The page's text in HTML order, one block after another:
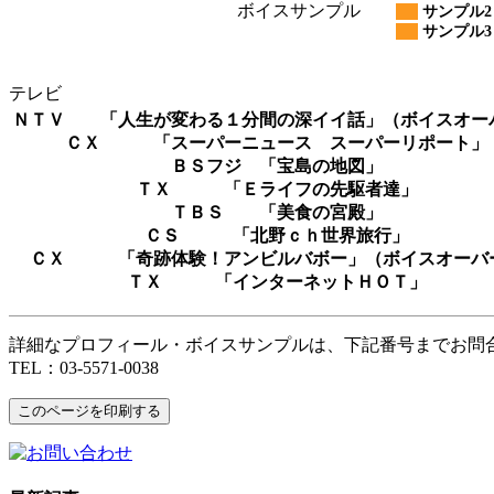
ボイスサンプル
サンプル2
サンプル3
テレビ
ＮＴＶ 「人生が変わる１分間の深イイ話」（ボイスオー
ＣＸ 「スーパーニュース スーパーリポート」
ＢＳフジ 「宝島の地図」
ＴＸ 「Ｅライフの先駆者達」
ＴＢＳ 「美食の宮殿」
ＣＳ 「北野ｃｈ世界旅行」
ＣＸ 「奇跡体験！アンビルバボー」（ボイスオーバ
ＴＸ 「インターネットＨＯＴ」
詳細なプロフィール・ボイスサンプルは、下記番号までお問
TEL：03-5571-0038